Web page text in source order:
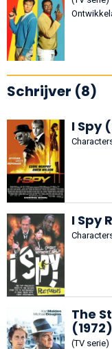
Schrijver (8)
I Spy
I Spy
The
(1972)
(TV serie)